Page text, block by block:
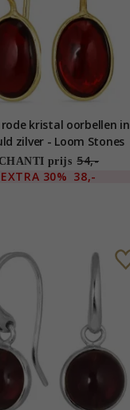
rode kristal oorbellen in
zilver - Loom Stones
prijs 54,-
EXTRA 30% 38,-